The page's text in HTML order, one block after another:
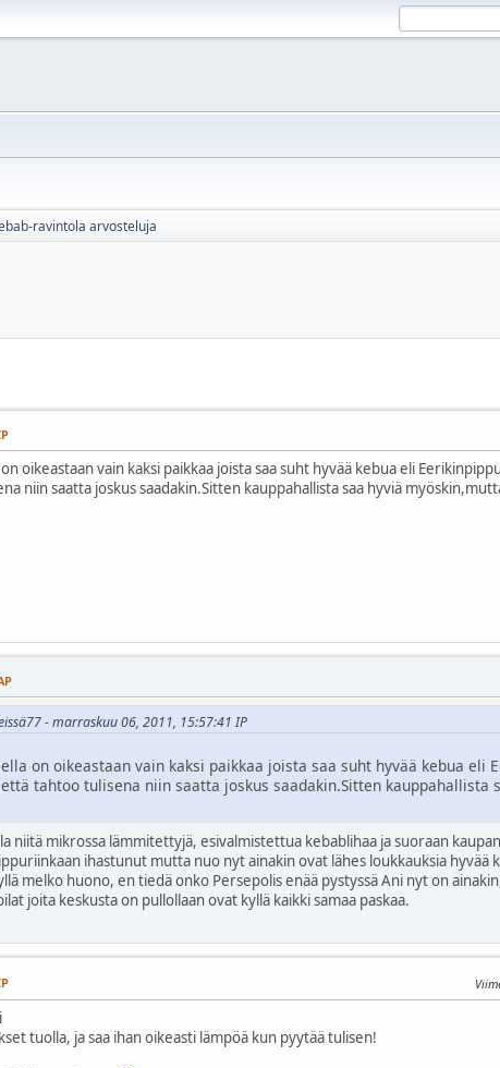
ravintola arvosteluja
oikeastaan vain kaksi paikkaa joista saa suht hyvää kebua eli
niin saatta joskus saadakin.Sitten kauppahallista saa hyviä
- marraskuu 06, 2011, 15:57:41 IP
on oikeastaan vain kaksi paikkaa joista saa suht hyvää kebua
tahtoo tulisena niin saatta joskus saadakin.Sitten
niitä mikrossa lämmitettyjä, esivalmistettua kebablihaa ja suoraan
ihastunut mutta nuo nyt ainakin ovat lähes loukkauksia hyvää
melko huono, en tiedä onko Persepolis enää pystyssä Ani nyt on
joita keskusta on pullollaan ovat kyllä kaikki samaa paskaa.
tuolla, ja saa ihan oikeasti lämpöä kun pyytää tulisen!